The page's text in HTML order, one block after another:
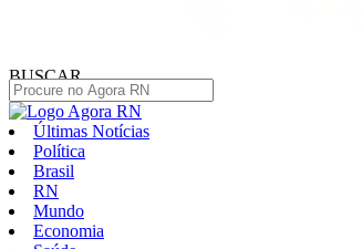
BUSCAR
Últimas Notícias
Política
Brasil
RN
Mundo
Economia